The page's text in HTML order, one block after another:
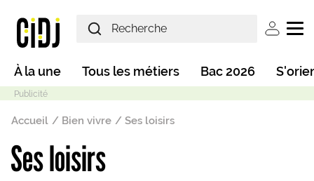
User
Main navigation
À la une Tous les métiers Bac 2026
Fil d'Ariane
Accueil Bien vivre Ses loisirs
Ses loisirs